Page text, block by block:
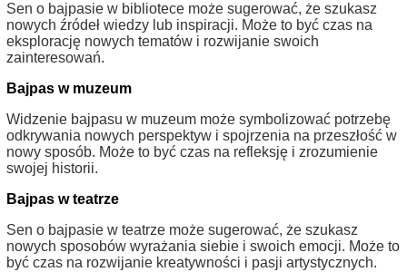
Sen o bajpasie w bibliotece może sugerować, że szukasz
nowych źródeł wiedzy lub inspiracji. Może to być czas na
eksplorację nowych tematów i rozwijanie swoich
zainteresowań.
Bajpas w muzeum
Widzenie bajpasu w muzeum może symbolizować potrzebę
odkrywania nowych perspektyw i spojrzenia na przeszłość w
nowy sposób. Może to być czas na refleksję i zrozumienie
swojej historii.
Bajpas w teatrze
Sen o bajpasie w teatrze może sugerować, że szukasz
nowych sposobów wyrażania siebie i swoich emocji. Może to
być czas na rozwijanie kreatywności i pasji artystycznych.